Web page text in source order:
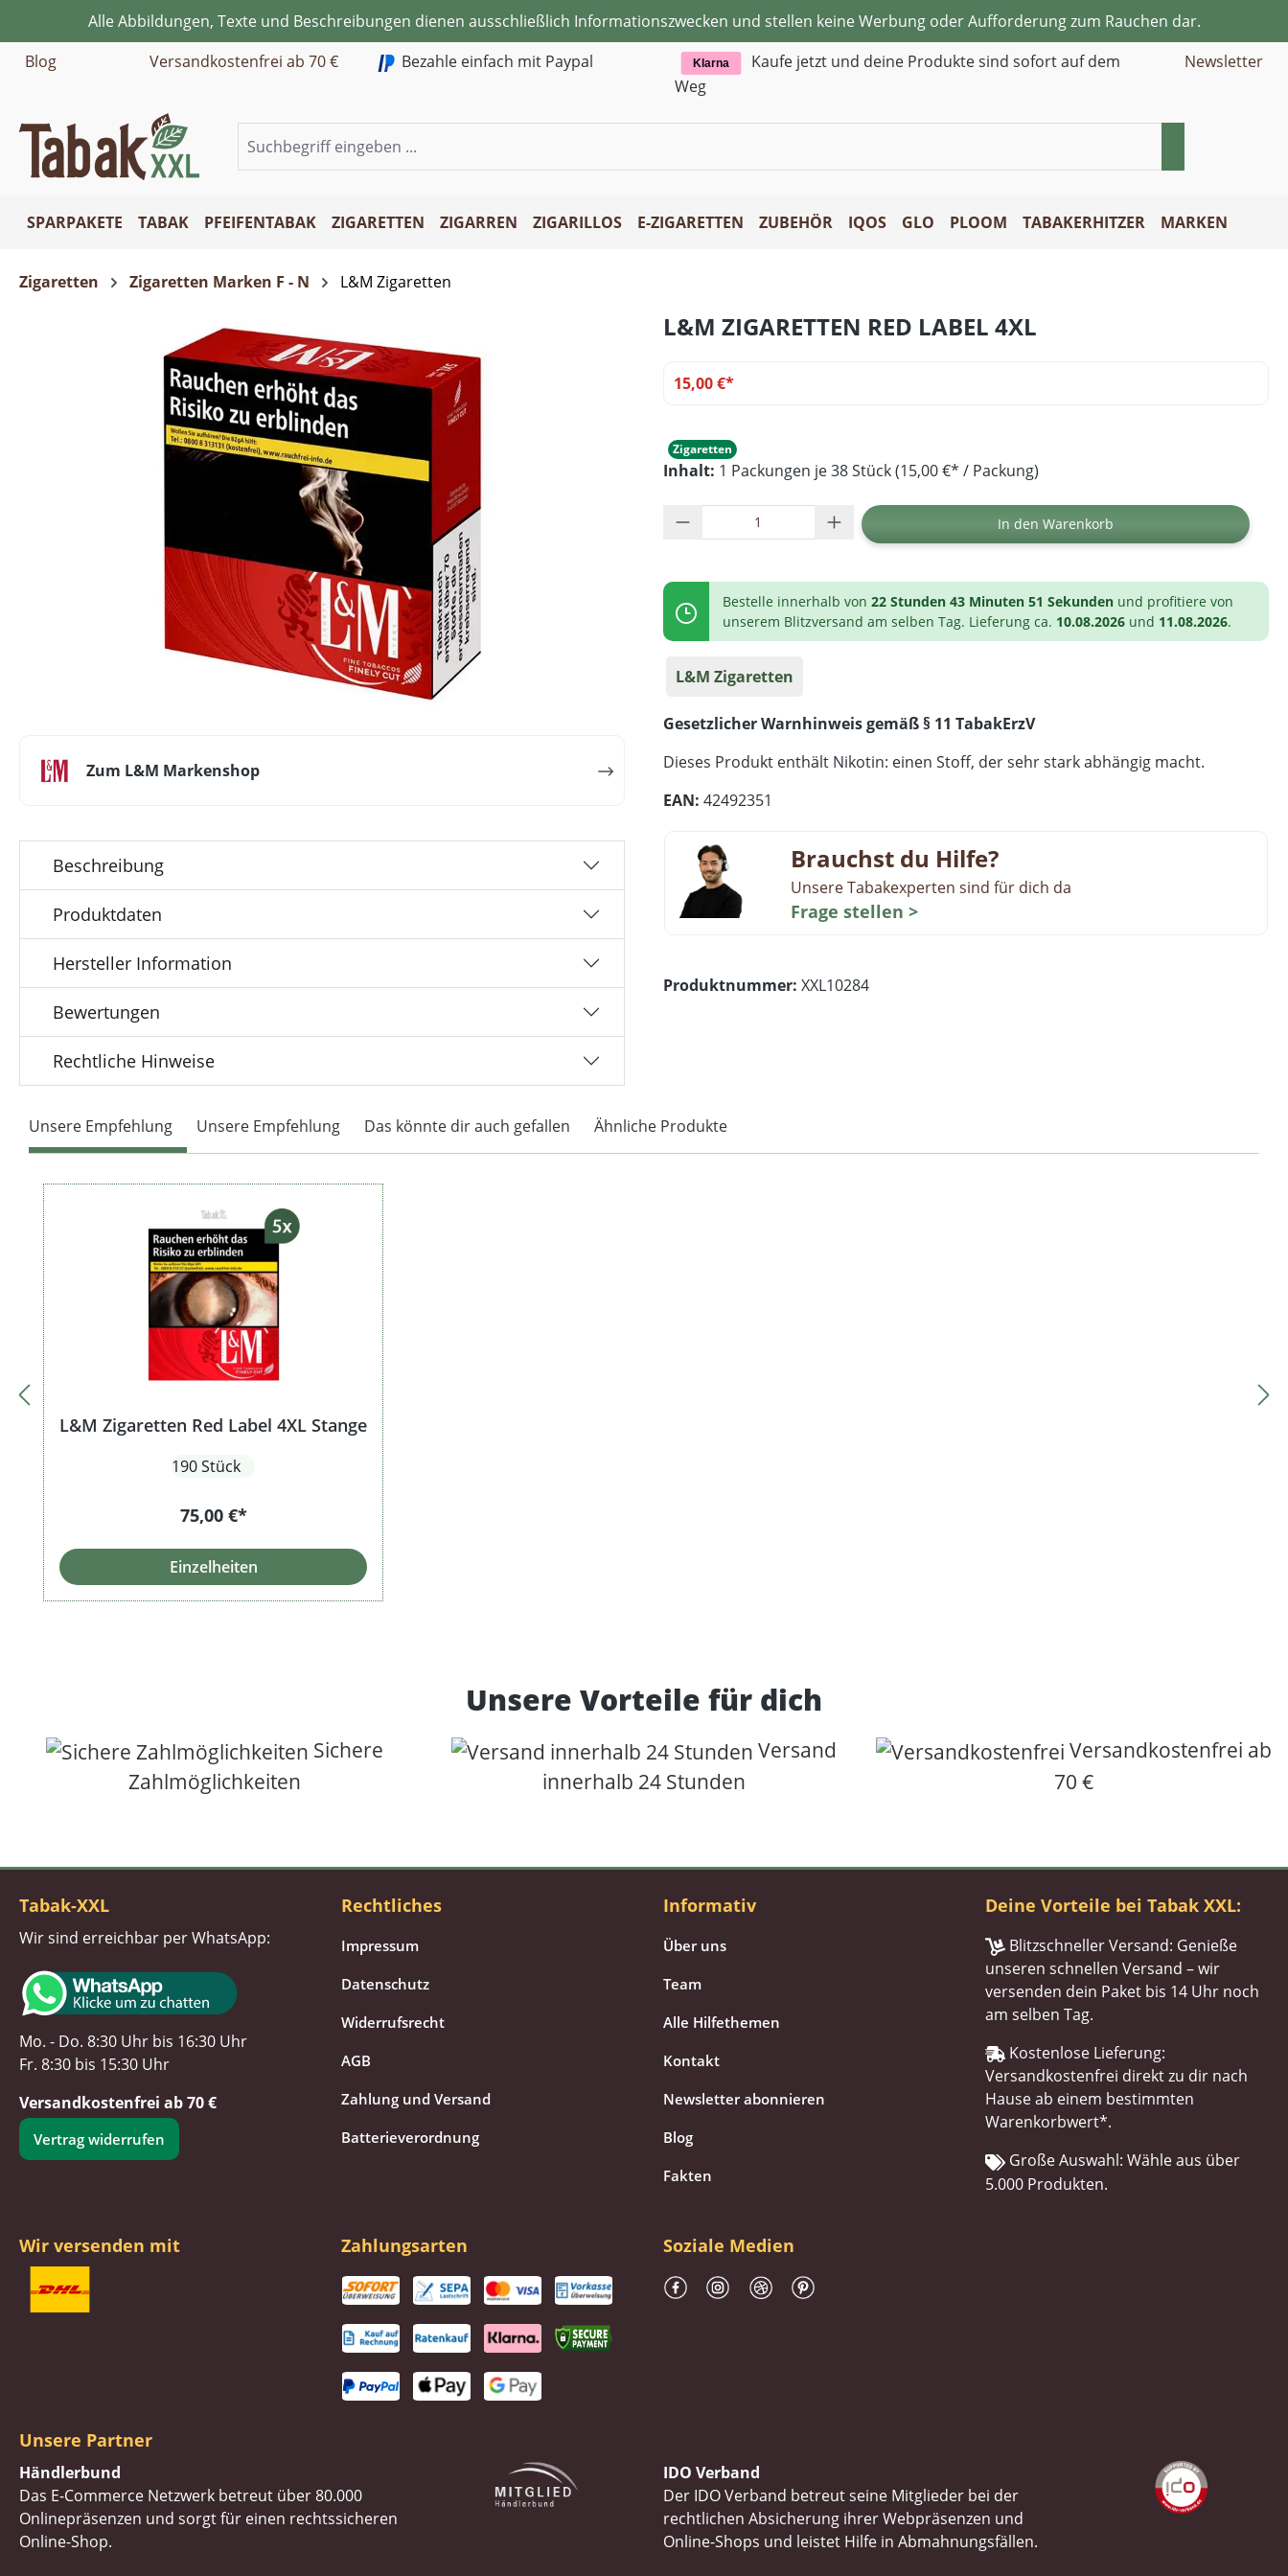
Hauptinhalt springen
Zur Suche springen
Zur Hauptnavigation springen
Alle Abbildungen, Texte und Beschreibungen dienen ausschließlich Informationszwecken und stellen keine Werbung oder Aufforderung zum Rauchen dar.
Blog
Versandkostenfrei ab 70 € Bezahle einfach mit Paypal Klarna
Kaufe jetzt und deine Produkte sind sofort auf dem
Weg
Newsletter
SPARPAKETE TABAK PFEIFENTABAK ZIGARETTEN ZIGARREN ZIGARILLOS E-ZIGARETTEN ZUBEHÖR IQOS GLO PLOOM TABAKERHITZER MARKEN
Zigaretten Zigaretten Marken F - N L&M Zigaretten
Zum L&M Markenshop
Beschreibung
Produktdaten
Hersteller Information
Bewertungen
Rechtliche Hinweise
L&M ZIGARETTEN RED LABEL 4XL
15,00 €*
Zigaretten
Inhalt: 1 Packungen je 38 Stück (15,00 €* / Packung)
Produkt Anzahl: Gib den gewünschten Wert ein oder
In den Warenkorb
Bestelle innerhalb von 22 Stunden 43 Minuten 50 Sekunden und profitiere von
unserem Blitzversand am selben Tag. Lieferung ca. 10.08.2026 und 11.08.2026.
L&M Zigaretten
Gesetzlicher Warnhinweis gemäß § 11 TabakErzV
Dieses Produkt enthält Nikotin: einen Stoff, der sehr stark abhängig macht.
EAN: 42492351
Brauchst du Hilfe?
Unsere Tabakexperten sind für dich da
Frage stellen >
Produktnummer: XXL10284
Unsere Empfehlung Unsere Empfehlung Das könnte dir auch gefallen Ähnliche Produkte
Produktgalerie überspringen
L&M Zigaretten Red Label 4XL Stange
190 Stück
75,00 €*
Einzelheiten
Unsere Vorteile für dich
Sichere
Zahlmöglichkeiten
Versand
innerhalb 24 Stunden
Versandkostenfrei ab
70 €
Tabak-XXL
Wir sind erreichbar per WhatsApp:
Mo. - Do. 8:30 Uhr bis 16:30 Uhr
Fr. 8:30 bis 15:30 Uhr
Versandkostenfrei ab 70 €
Vertrag widerrufen
Rechtliches
Impressum
Datenschutz
Widerrufsrecht
AGB
Zahlung und Versand
Batterieverordnung
Informativ
Über uns
Team
Alle Hilfethemen
Kontakt
Newsletter abonnieren
Blog
Fakten
Deine Vorteile bei Tabak XXL:
Blitzschneller Versand: Genieße
unseren schnellen Versand – wir
versenden dein Paket bis 14 Uhr noch
am selben Tag.
Kostenlose Lieferung:
Versandkostenfrei direkt zu dir nach
Hause ab einem bestimmten
Warenkorbwert*.
Große Auswahl: Wähle aus über
5.000 Produkten.
Wir versenden mit Zahlungsarten Soziale Medien
Unsere Partner
Händlerbund
Das E-Commerce Netzwerk betreut über 80.000
Onlinepräsenzen und sorgt für einen rechtssicheren
Online-Shop.
IDO Verband
Der IDO Verband betreut seine Mitglieder bei der
rechtlichen Absicherung ihrer Webpräsenzen und
Online-Shops und leistet Hilfe in Abmahnungsfällen.